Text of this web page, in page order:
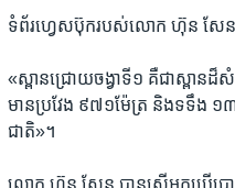
ទំព័រ​ហ្វេសប៊ុក​របស់​លោក ​ហ៊ុន សែន​
«ស្ពាន​ជ្រោយ​ចង្វា​ទី១​ គឺ​ជា​ស្ពាន​ដ៏​
មាន​ប្រវែង​ ៩៧១​ម៉ែត្រ​ និង​ទទឹង​
ជាតិ»។